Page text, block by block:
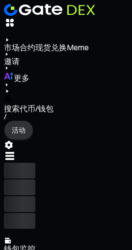
市场合约现货兑换Meme
邀请
更多
搜索代币/钱包
/
活动